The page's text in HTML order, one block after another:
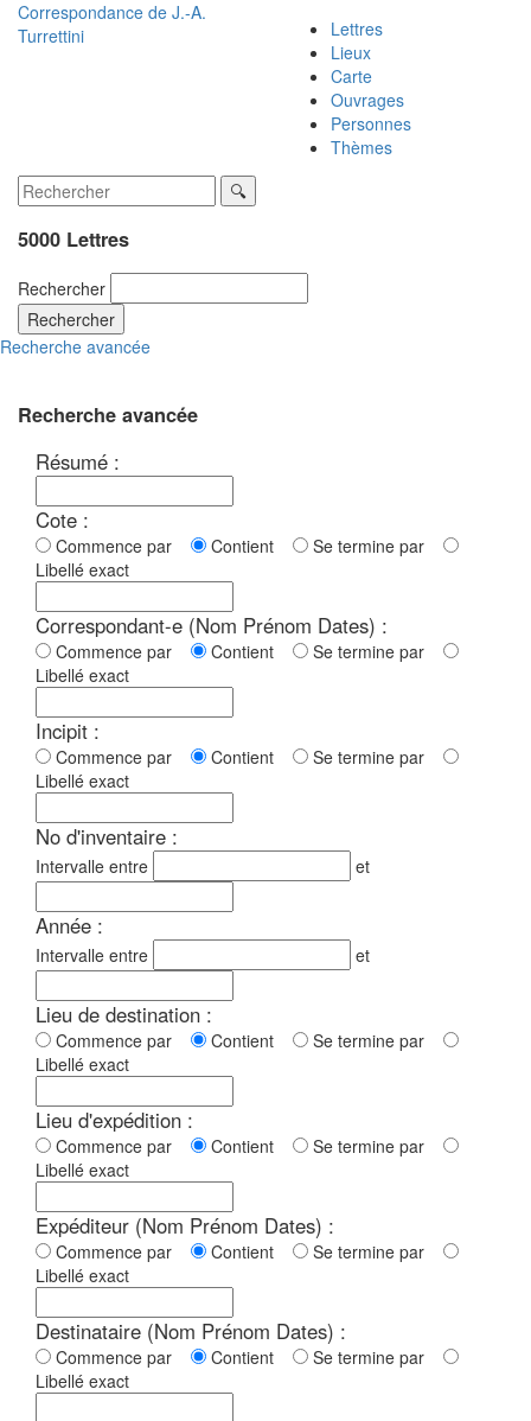
Correspondance de J.-A.
Turrettini
Lettres
Lieux
Carte
Ouvrages
Personnes
Thèmes
5000 Lettres
Rechercher
Rechercher
Recherche avancée
Recherche avancée
Résumé :
Cote :
Commence par Contient
Se termine par
Libellé exact
Correspondant-e (Nom Prénom Dates) :
Commence par Contient
Se termine par
Libellé exact
Incipit :
Commence par Contient
Se termine par
Libellé exact
No d'inventaire :
Intervalle entre et
Année :
Intervalle entre et
Lieu de destination :
Commence par Contient
Se termine par
Libellé exact
Lieu d'expédition :
Commence par Contient
Se termine par
Libellé exact
Expéditeur (Nom Prénom Dates) :
Commence par Contient
Se termine par
Libellé exact
Destinataire (Nom Prénom Dates) :
Commence par Contient
Se termine par
Libellé exact